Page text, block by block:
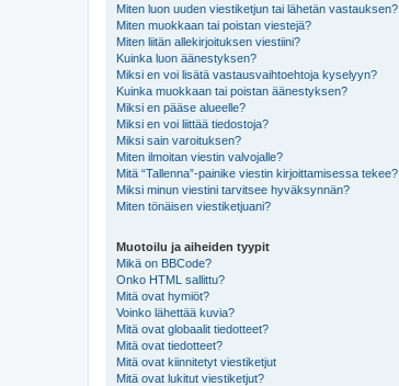
Miten luon uuden viestiketjun tai lähetän vastauksen?
Miten muokkaan tai poistan viestejä?
Miten liitän allekirjoituksen viestiini?
Kuinka luon äänestyksen?
Miksi en voi lisätä vastausvaihtoehtoja kyselyyn?
Kuinka muokkaan tai poistan äänestyksen?
Miksi en pääse alueelle?
Miksi en voi liittää tiedostoja?
Miksi sain varoituksen?
Miten ilmoitan viestin valvojalle?
Mitä “Tallenna”-painike viestin kirjoittamisessa tekee?
Miksi minun viestini tarvitsee hyväksynnän?
Miten tönäisen viestiketjuani?
Muotoilu ja aiheiden tyypit
Mikä on BBCode?
Onko HTML sallittu?
Mitä ovat hymiöt?
Voinko lähettää kuvia?
Mitä ovat globaalit tiedotteet?
Mitä ovat tiedotteet?
Mitä ovat kiinnitetyt viestiketjut
Mitä ovat lukitut viestiketjut?